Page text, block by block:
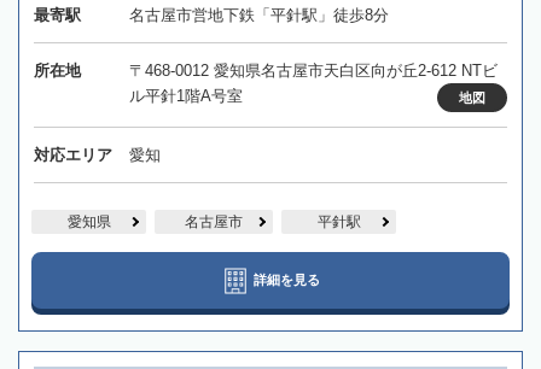
最寄駅 名古屋市営地下鉄「平針駅」徒歩8分
所在地
〒468-0012 愛知県名古屋市天白区向が丘2-612 NTビ
ル平針1階A号室
地図
対応エリア 愛知
愛知県 名古屋市 平針駅
詳細を見る